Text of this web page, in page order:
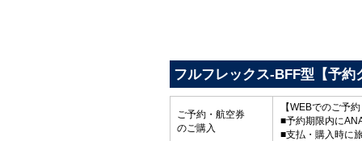
フルフレックス-BFF型【予約
ご予約・航空券
のご購入
【WEBでのご予
■予約期限内に
■支払・購入時に